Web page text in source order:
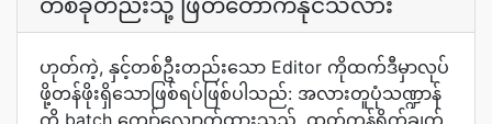
တစ်ခုတည်းသို့ ဖြတ်တောက်နိုင်သလား
ဟုတ်ကဲ့, နှင့်တစ်ဦးတည်းသော Editor ကိုထက်ဒီမှာလုပ်
ဖို့တန်ဖိုးရှိသောဖြစ်ရပ်ဖြစ်ပါသည်: အလားတူပုံသဏ္ဍာန်
ကို batch ကျော်လျှောက်ထားသည်, ထုတ်ကုန်ရိုက်ချက်